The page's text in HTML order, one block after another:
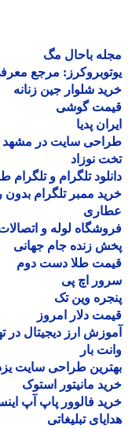
باحال مگ
مرجع معرفی
شلوار جین زنانه
گوشی
پدیا
سایت در مشهد
نوزاد
تلگرام و تلگرام طلایی
ممبر تلگرام بدون
لوله و اتصالات
زنده جام جهانی
طلا دست دوم
اچ پی
وین تک
دلار امروز
ارز دیجیتال در
بار
طراحی سایت یزد
مانیتور استوک
فالوور پاپ آپ
تبلیغاتی